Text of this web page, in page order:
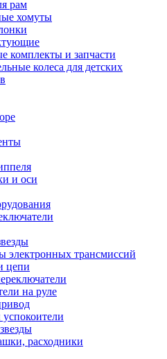
рам
хомуты
комплекты и запчасти
колеса для детских
и оси
электронных трансмиссий
цепи
на руле
расходники